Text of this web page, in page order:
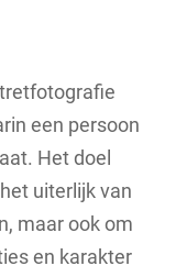
een persoon
Het doel
uiterlijk van
maar ook om
en karakter